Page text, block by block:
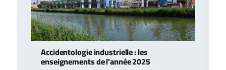
Accidentologie industrielle : les
enseignements de l’année 2025